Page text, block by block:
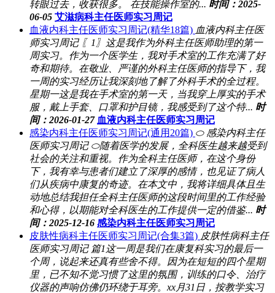
转眼过去，收获很多。 在技能操作室的... 时间：2025-
06-05 艾滋病科主任医师实习周记
血液内科主任医师实习周记(精华18篇) 血液内科主任医
师实习周记 〖1〗这是我作为外科主任医师助理的第一
周实习。作为一个医学生，我对手术室的工作充满了好
奇和期待。在敬业、严谨的外科主任医师的指导下，我
一周的实习经历让我深刻地了解了外科手术的全过程。
星期一这是我在手术室的第一天，当我穿上厚实的手术
服，戴上手套、口罩和护目镜，我感受到了这个特... 时
间：2026-01-27 血液内科主任医师实习周记
感染内科主任医师实习周记(通用20篇) ⬭ 感染内科主任
医师实习周记 ⬭随着医学的发展，全科医生越来越受到
社会的关注和重视。作为全科主任医师，在这个身份
下，我有幸与患者们建立了深厚的感情，也见证了病人
们从疾病中康复的奇迹。在本文中，我将详细具体且生
动地总结我担任全科主任医师的这段时间里的工作经验
和心得，以期能对全科医生的工作提供一定的借鉴... 时
间：2025-12-16 感染内科主任医师实习周记
皮肤性病科主任医师实习周记(合集3篇) 皮肤性病科主任
医师实习周记 篇1这一周是我们在康复科实习的最后一
个周，说起来还真有些舍不得。因为在短短的四个星期
里，已不知不觉习惯了这里的氛围，训练的口令、治疗
仪器的声响仿佛仍环绕于耳旁。xx月31日，按教学实习